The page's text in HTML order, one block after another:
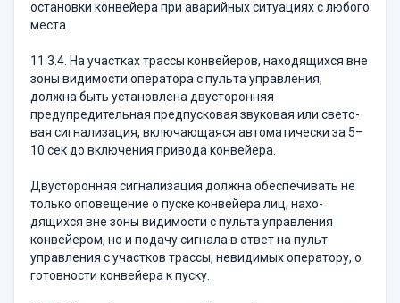
остановки конвейера при аварийных ситуациях с любого
места.
11.3.4. На участках трассы конвейеров, находя­щихся вне
зоны видимости оператора с пульта уп­равления,
должна быть установлена двусторонняя
предупредительная предпусковая звуковая или свето­
вая сигнализация, включающаяся автоматически за 5–
10 сек до включения привода конвейера.
Двусторонняя сигнализация должна обеспечивать не
только оповещение о пуске конвейера лиц, нахо­
дящихся вне зоны видимости с пульта управления
конвейером, но и подачу сигнала в ответ на пульт
управления с участков трассы, невидимых операто­ру, о
готовности конвейера к пуску.